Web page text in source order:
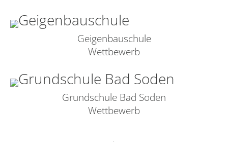
Geigenbauschule
Wettbewerb
Grundschule Bad Soden
Wettbewerb